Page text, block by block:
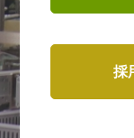
採